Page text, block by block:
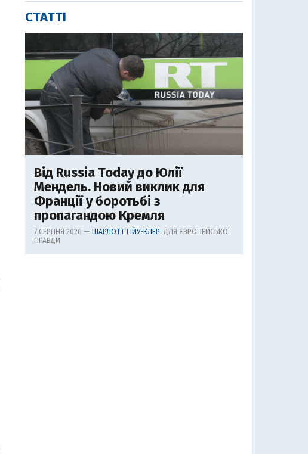
СТАТТІ
Від Russia Today до Юлії
Мендель. Новий виклик для
Франції у боротьбі з
пропагандою Кремля
7 СЕРПНЯ 2026 — ШАРЛОТТ ГІЙУ-КЛЕР, ДЛЯ ЄВРОПЕЙСЬКОЇ
ПРАВДИ